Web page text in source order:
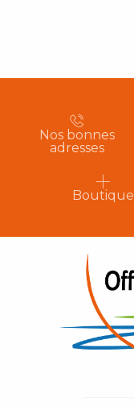
Nos bonnes
adresses
Boutique